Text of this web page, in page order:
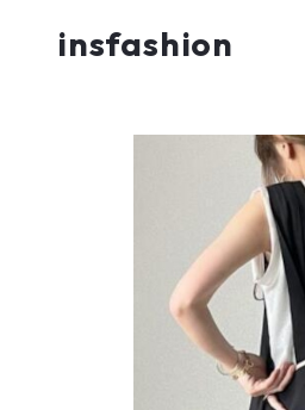
insfashion